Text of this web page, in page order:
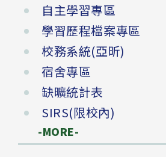
自主學習專區
學習歷程檔案專區
校務系統(亞昕)
宿舍專區
缺曠統計表
SIRS(限校內)
-MORE-